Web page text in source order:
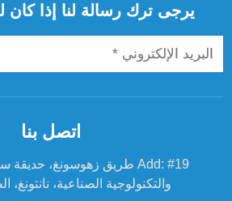
يرجى ترك رسالة لنا إذا كان
اتصل بنا
والتكنولوجية الصناعية، نانتونغ، الصين